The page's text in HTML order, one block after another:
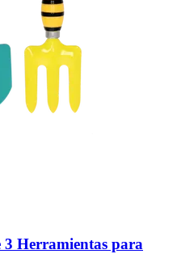
3 Herramientas para